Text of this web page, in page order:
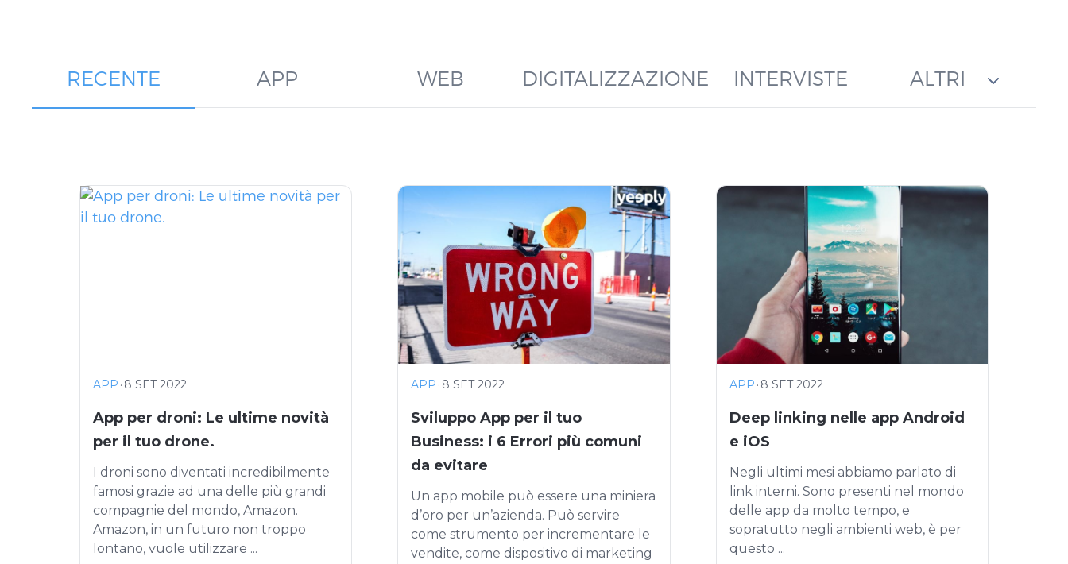
RECENTE APP WEB DIGITALIZZAZIONE INTERVISTE ALTRI
APP · 8 SET 2022
App per droni: Le ultime novità
per il tuo drone.
I droni sono diventati incredibilmente
famosi grazie ad una delle più grandi
compagnie del mondo, Amazon.
Amazon, in un futuro non troppo
lontano, vuole utilizzare ...
APP · 8 SET 2022
Sviluppo App per il tuo
Business: i 6 Errori più comuni
da evitare
Un app mobile può essere una miniera
d’oro per un’azienda. Può servire
come strumento per incrementare le
vendite, come dispositivo di marketing
APP · 8 SET 2022
Deep linking nelle app Android
e iOS
Negli ultimi mesi abbiamo parlato di
link interni. Sono presenti nel mondo
delle app da molto tempo, e
sopratutto negli ambienti web, è per
questo ...